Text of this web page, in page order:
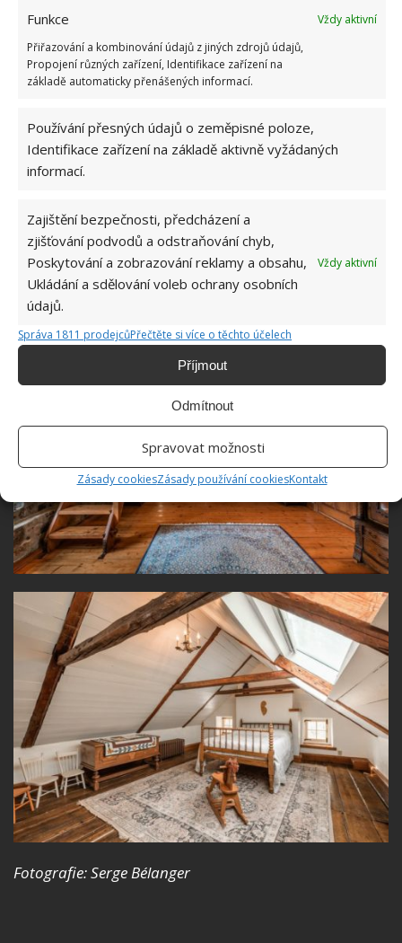
Funkce
Vždy aktivní
Přiřazování a kombinování údajů z jiných zdrojů údajů,
Propojení různých zařízení, Identifikace zařízení na
základě automaticky přenášených informací.
Používání přesných údajů o zeměpisné poloze,
Identifikace zařízení na základě aktivně vyžádaných
informací.
Zajištění bezpečnosti, předcházení a
zjišťování podvodů a odstraňování chyb,
Poskytování a zobrazování reklamy a obsahu,
Ukládání a sdělování voleb ochrany osobních
údajů.
Vždy aktivní
Správa 1811 prodejcůPřečtěte si více o těchto účelech
Příjmout
Odmítnout
Spravovat možnosti
Zásady cookiesZásady používání cookiesKontakt
Vrchní patro se dvěma ložnicemi a
krásnou koupelnou
je pod střechou k dispozici ještě mezipatro. Další 2
ložnice s menšími okny také zapadají do
rustikálního stylu a viditelné trámy místnostem
trámů odhaluje i kamenné zdi. Vana na nožkách je
výše než zbytek koupelny, protože je umístěna na
malé podium a od toalety oddělena topením
vyvedeným do středu místnosti.
Fotografie: Serge Bélanger